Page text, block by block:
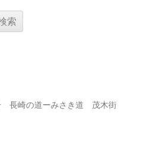
長崎の道ーみさき道 茂木街